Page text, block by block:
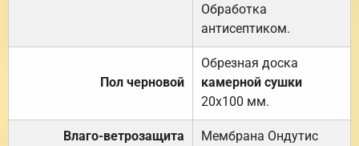
Обработка
антисептиком.
Пол черновой
Обрезная доска
камерной сушки
20х100 мм.
Влаго-ветрозащита
Мембрана Ондутис